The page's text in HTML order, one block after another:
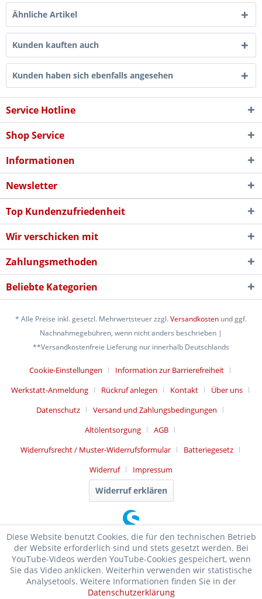
Ähnliche Artikel
Kunden kauften auch
Kunden haben sich ebenfalls angesehen
Service Hotline
Shop Service
Informationen
Newsletter
Top Kundenzufriedenheit
Wir verschicken mit
Zahlungsmethoden
Beliebte Kategorien
* Alle Preise inkl. gesetzl. Mehrwertsteuer zzgl.Versandkosten und ggf.
Nachnahmegebühren, wenn nicht anders beschrieben |
**Versandkostenfreie Lieferung nur innerhalb Deutschlands
Cookie-Einstellungen
Information zur Barrierefreiheit
Werkstatt-Anmeldung
Rückruf anlegen Kontakt
Über uns
Datenschutz
Versand und Zahlungsbedingungen
Altölentsorgung
AGB
Widerrufsrecht / Muster-Widerrufsformular
Batteriegesetz
Widerruf
Impressum
Widerruf erklären
Diese Website benutzt Cookies, die für den technischen Betrieb
der Website erforderlich sind und stets gesetzt werden. Bei
YouTube-Videos werden YouTube-Cookies gespeichert, wenn
Sie das Video anklicken. Weiterhin verwenden wir statistische
Analysetools. Weitere Informationen finden Sie in der
Datenschutzerklärung